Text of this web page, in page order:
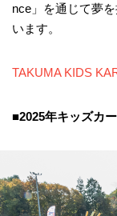
nce」を通じて夢
います。​
TAKUMA KIDS
■2025年キッズカ